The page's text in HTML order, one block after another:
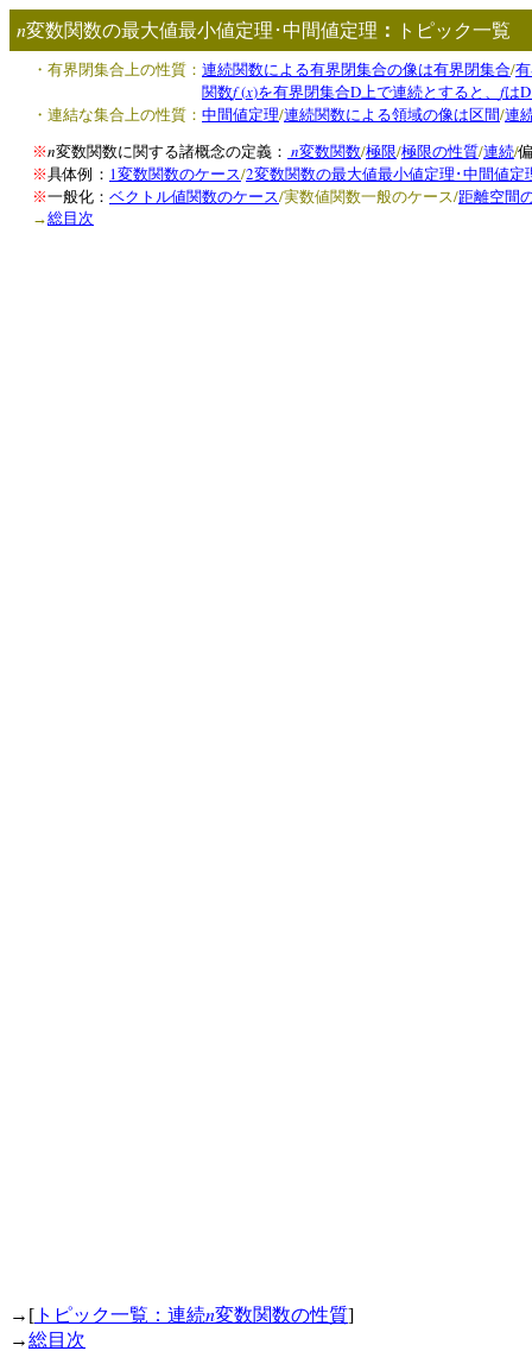
n変数関数の最大値最小値定理･中間値定理 ： トピック一
・有界閉集合上の性質： 連続関数による有界閉集合の像は有界閉集合/
関数f(x)を有界閉集合D上で連続とすると、 fはD
・連結な集合上の性質： 中間値定理/連続関数による領域の像は区間/連
※n変数関数に関する諸概念の定義： n変数関数/極限/極限の性質/連続/
※具体例： 1変数関数のケース/2変数関数の最大値最小値定理･中間値定
※一般化： ベクトル値関数のケース/実数値関数一般のケース/距離空間
→総目次
→[ トピック一覧：連続n変数関数の性質]
→総目次